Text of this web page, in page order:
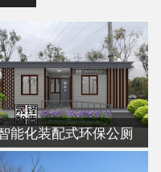
能化装配式环保公厕